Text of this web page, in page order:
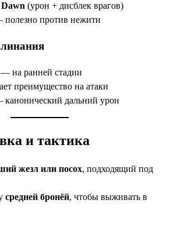
(урон + дисблек врагов)
против нежити
— на ранней стадии
преимущество на атаки
дальний урон
и тактика
жезл или посох, подходящий под
средней бронёй, чтобы выживать в